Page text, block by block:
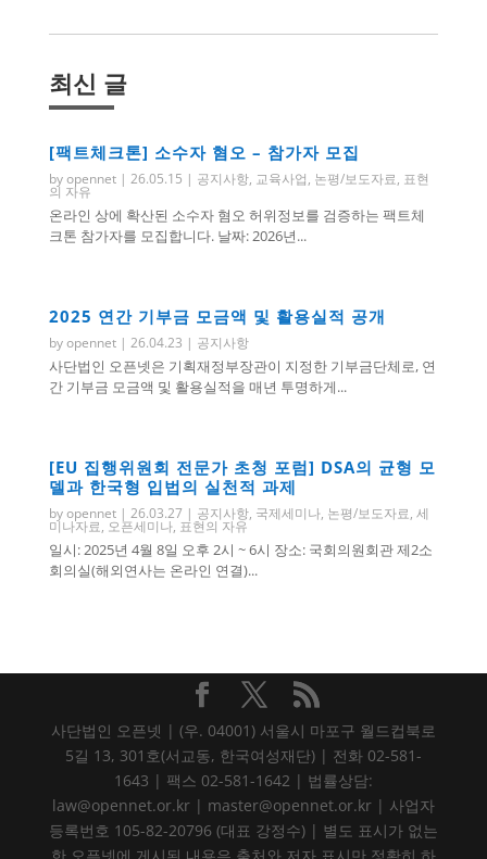
최신 글
[팩트체크톤] 소수자 혐오 – 참가자 모집
byopennet| 26.05.15 | 공지사항, 교육사업, 논평/보도자료, 표현
의 자유
온라인 상에 확산된 소수자 혐오 허위정보를 검증하는 팩트체
크톤 참가자를 모집합니다. 날짜: 2026년...
2025 연간 기부금 모금액 및 활용실적 공개
byopennet| 26.04.23 | 공지사항
사단법인 오픈넷은 기획재정부장관이 지정한 기부금단체로, 연
간 기부금 모금액 및 활용실적을 매년 투명하게...
[EU 집행위원회 전문가 초청 포럼] DSA의 균형 모
델과 한국형 입법의 실천적 과제
byopennet| 26.03.27| 공지사항, 국제세미나, 논평/보도자료, 세
미나자료, 오픈세미나, 표현의 자유
일시: 2025년 4월 8일 오후 2시 ~ 6시 장소: 국회의원회관 제2소
회의실(해외연사는 온라인 연결)...
사단법인 오픈넷 | (우. 04001) 서울시 마포구 월드컵북로
5길 13, 301호(서교동, 한국여성재단) | 전화 02-581-
1643 | 팩스 02-581-1642 | 법률상담:
law@opennet.or.kr | master@opennet.or.kr | 사업자
등록번호 105-82-20796 (대표 강정수) | 별도 표시가 없는